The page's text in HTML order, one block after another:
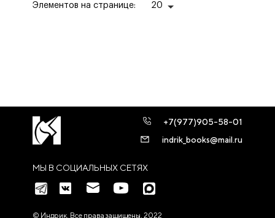
Элементов на странице: 20
МЫ В СОЦИАЛЬНЫХ СЕТЯХ
+7(977)905-58-01
indrik_books@mail.ru
© Индрик. Все права защищены, 2022